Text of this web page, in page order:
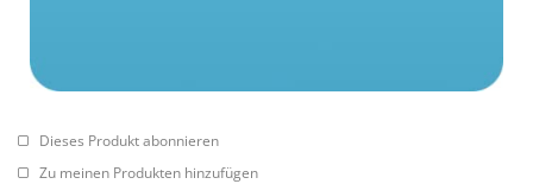
Dieses Produkt abonnieren
Zu meinen Produkten hinzufügen